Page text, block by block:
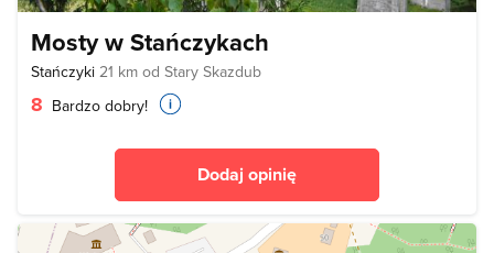
Mosty w Stańczykach
Stańczyki 21 km od Stary Skazdub
8 Bardzo dobry!
Dodaj opinię